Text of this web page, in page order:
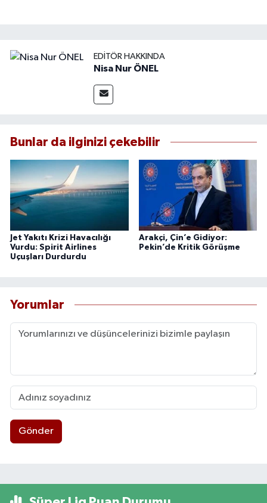
EDITÖR HAKKINDA
Nisa Nur ÖNEL
Bunlar da ilginizi çekebilir
Jet Yakıtı Krizi Havacılığı
Vurdu: Spirit Airlines
Uçuşları Durdurdu
Arakçi, Çin’e Gidiyor:
Pekin’de Kritik Görüşme
Yorumlar
Gönder